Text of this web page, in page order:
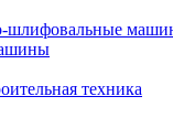
шлифовальные
техника